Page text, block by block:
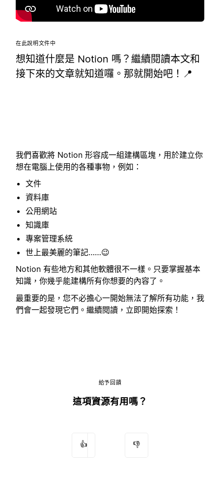
在此說明文件中
想知道什麼是 Notion 嗎？繼續閱讀本文和
接下來的文章就知道囉。那就開始吧！📍
我們喜歡將 Notion 形容成一組建構區塊，用於建立你
想在電腦上使用的各種事物，例如：
文件
資料庫
公用網站
知識庫
專案管理系統
世上最美麗的筆記……😉
Notion 有些地方和其他軟體很不一樣。只要掌握基本
知識，你幾乎能建構所有你想要的內容了。
最重要的是，您不必擔心一開始無法了解所有功能，我
們會一起發現它們。繼續閱讀，立即開始探索！
給予回饋
這項資源有用嗎？
👍 👎